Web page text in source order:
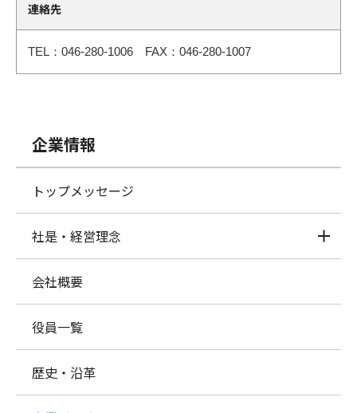
連絡先
TEL：046-280-1006 FAX：046-280-1007
企業情報
トップメッセージ
社是・経営理念
会社概要
役員一覧
歴史・沿革